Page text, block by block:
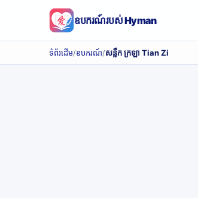
ឧបករណ៍របស់ Hyman
ទំព័រដើម/ឧបករណ៍/សន្លឹក ក្រឡា Tian Zi